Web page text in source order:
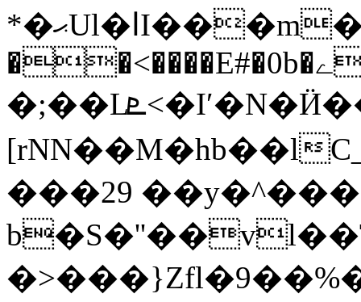
*�ޙUl�اI���m��0��f7��M��$ѳ�j!
��<����E#�0b�ے�oǐ 9
�;��Lܧ<�Iʹ�N�Ӥ��\GΧ!
[rNN��M�hb��l
���29 ��y�^���ى(*��f�$�M�